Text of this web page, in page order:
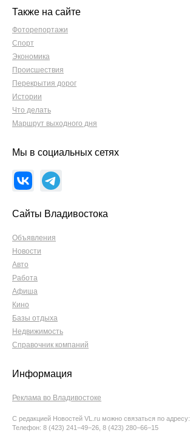
Также на сайте
Фоторепортажи
Спорт
Экономика
Происшествия
Перекрытия дорог
Истории
Что делать
Маршрут выходного дня
Мы в социальных сетях
Сайты Владивостока
Объявления
Новости
Авто
Работа
Афиша
Кино
Базы отдыха
Недвижимость
Справочник компаний
Информация
Реклама во Владивостоке
С редакцией Новостей VL.ru можно связаться по адресу:
Телефон: 8 (423) 241−49−26, 8 (423) 280−66−15